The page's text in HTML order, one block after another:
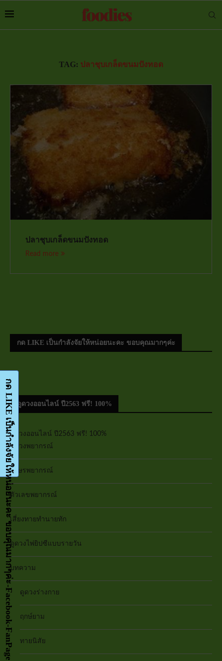
TAG: ปลาชุบเกล็ดขนมปังทอด
ปลาชุบเกล็ดขนมปังทอด
Read more
กด LIKE เป็นกำลังจัยให้หน่อยนะคะ ขอบคุณมากๆค่ะ
ดูดวงออนไลน์ ปี2563 ฟรี! 100%
ดูดวงออนไลน์ ปี2563 ฟรี! 100%
ดูดวงพยากรณ์
อักษรพยากรณ์
ตัวเลขพยากรณ์
เสี่ยงทายทำนายทัก
ดูดวงไพ่ยิปซีแบบรายวัน
บทความ
ดูดวงร่างกาย
ฤกษ์ยาม
ทายนิสัย
กด LIKE เป็นกำลังจัยให้หน่อยนะคะ ขอบคุณมากๆค่ะ-Facebook-FanPage